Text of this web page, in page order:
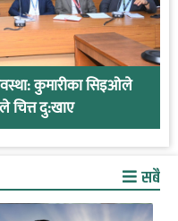
कुमारीका सिइओले
दु:खाए
सबै